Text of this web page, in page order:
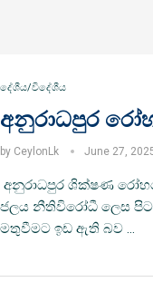
දේශීය/විදේශීය
අනුරාධපුර
by CeylonLk June 27,
අනුරාධපුර ශික්ෂණ
ජලය නීතිවිරෝධී ලෙස
මතුවීමට ඉඩ ඇති බව …